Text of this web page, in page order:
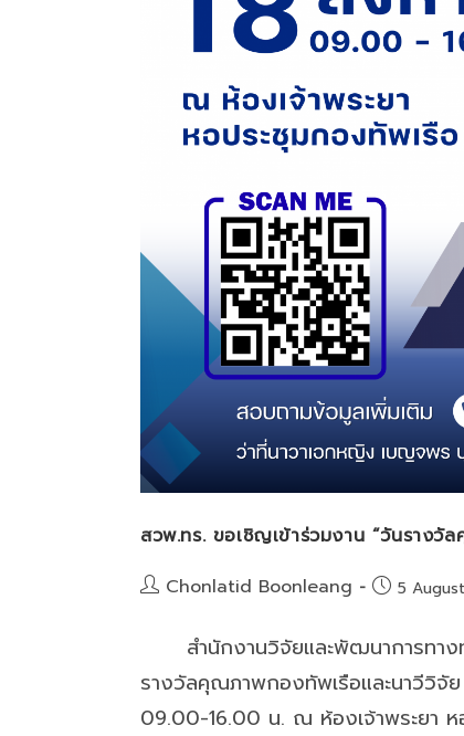
สวพ.ทร. ขอเชิญเข้าร่วมงาน “วันรางวั
PostChonlatid Boonleang
Post5
สำนักงานวิจัยและพัฒนาการทางท
รางวัลคุณภาพกองทัพเรือและนาวีวิจั
09.00-16.00 น. ณ ห้องเจ้าพระยา